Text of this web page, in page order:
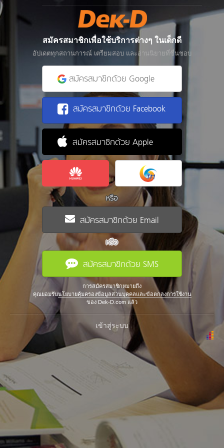
สมัครสมาชิกเพื่อใช้บริการต่างๆ ในเด็กดี
อัปเดตทุกสถานการณ์ เตรียมสอบ และอ่านนิยายที่ชื่นชอบ
สมัครสมาชิกด้วย Google
สมัครสมาชิกด้วย Facebook
สมัครสมาชิกด้วย Apple
หรือ
สมัครสมาชิกด้วย Email
หรือ
สมัครสมาชิกด้วย SMS
การสมัครสมาชิกหมายถึง
คุณยอมรับนโยบายคุ้มครองข้อมูลส่วนบุคคลและข้อตกลงการใช้งาน
ของ Dek-D.com แล้ว
เข้าสู่ระบบ